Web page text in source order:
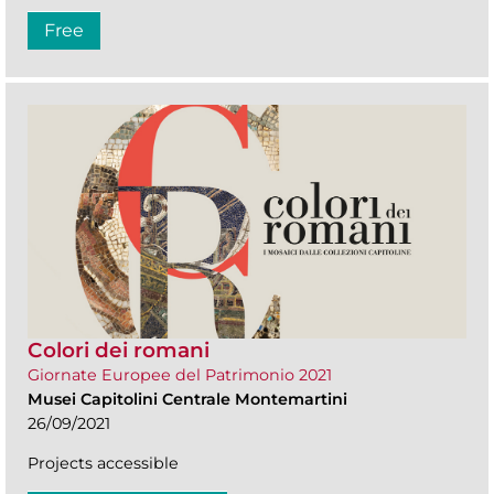
Free
Colori dei romani
Giornate Europee del Patrimonio 2021
Musei Capitolini Centrale Montemartini
26/09/2021
Projects accessible